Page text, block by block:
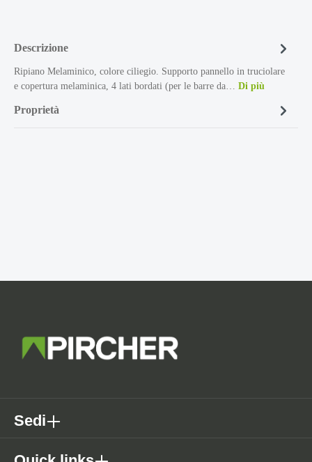
Descrizione
Ripiano Melaminico, colore ciliegio. Supporto pannello in truciolare
e copertura melaminica, 4 lati bordati (per le barre da… Di più
Proprietà
Sedi